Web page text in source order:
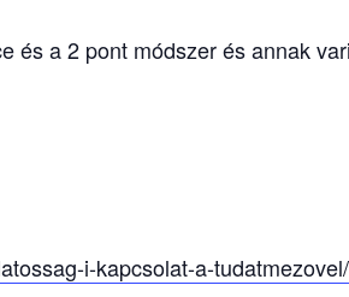
és a 2 pont módszer és annak
i-kapcsolat-a-tudatmezovel/